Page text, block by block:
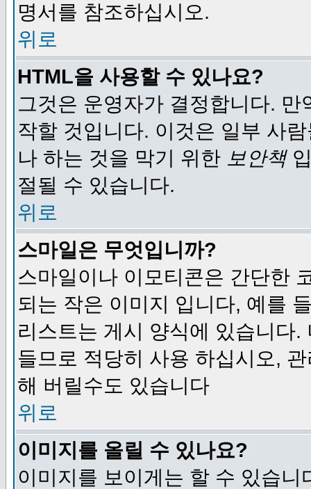
명서를 참조하십시오.
위로
HTML을 사용할 수 있나요?
그것은 운영자가 결정합니다.
작할 것입니다. 이것은 일부 사
나 하는 것을 막기 위한 보안책
절될 수 있습니다.
위로
스마일은 무엇입니까?
스마일이나 이모티콘은 간단한
되는 작은 이미지 입니다, 예를
리스트는 게시 양식에 있습니다
들므로 적당히 사용 하십시오,
해 버릴수도 있습니다
위로
이미지를 올릴 수 있나요?
이미지를 보이게는 할 수 있습